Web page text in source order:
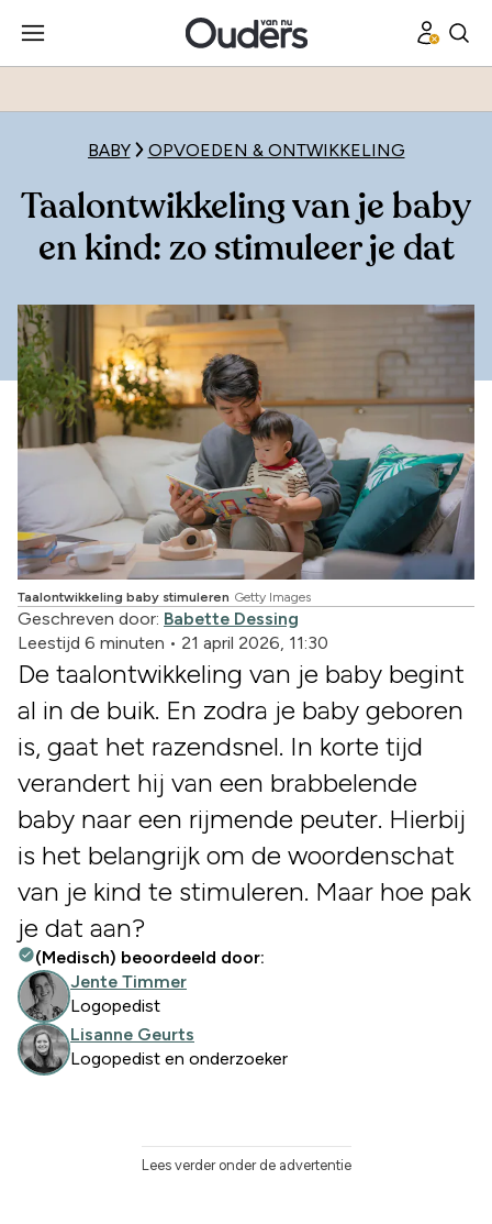
BABY OPVOEDEN & ONTWIKKELING
Taalontwikkeling van je baby
en kind: zo stimuleer je dat
Taalontwikkeling baby stimuleren Getty Images
Geschreven door: Babette Dessing
Leestijd 6 minuten • 21 april 2026, 11:30
De taalontwikkeling van je baby begint
al in de buik. En zodra je baby geboren
is, gaat het razendsnel. In korte tijd
verandert hij van een brabbelende
baby naar een rijmende peuter. Hierbij
is het belangrijk om de woordenschat
van je kind te stimuleren. Maar hoe pak
je dat aan?
(Medisch) beoordeeld door:
Jente Timmer
Logopedist
Lisanne Geurts
Logopedist en onderzoeker
Lees verder onder de advertentie